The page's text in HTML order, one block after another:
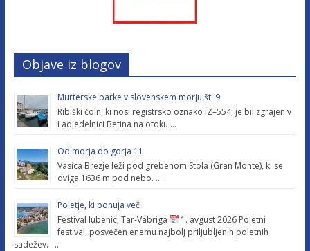
Objave iz blogov
Murterske barke v slovenskem morju št. 9
Ribiški čoln, ki nosi registrsko oznako IZ–554, je bil zgrajen v
Ladjedelnici Betina na otoku …
Od morja do gorja 11
Vasica Brezje leži pod grebenom Stola (Gran Monte), ki se
dviga 1636 m pod nebo. …
Poletje, ki ponuja več
Festival lubenic, Tar-Vabriga
1. avgust 2026 Poletni
festival, posvečen enemu najbolj priljubljenih poletnih
sadežev. …